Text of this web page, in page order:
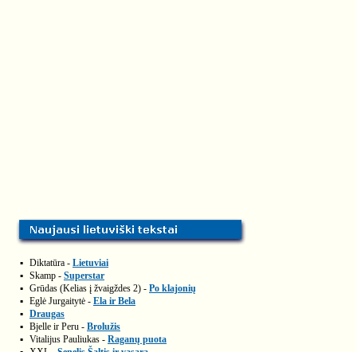
▪ Diktatūra - Lietuviai
▪ Skamp - Superstar
▪ Grūdas (Kelias į žvaigždes 2) - Po klajonių
▪ Eglė Jurgaitytė - Ela ir Bela
▪ Draugas
▪ Bjelle ir Peru - Brolužis
▪ Vitalijus Pauliukas - Raganų puota